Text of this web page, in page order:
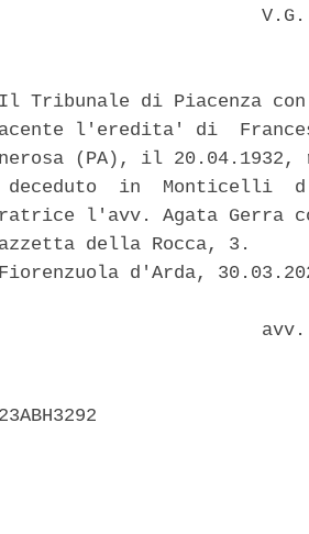
Tribunale di Piacenza
l'eredita' di
(PA), il
deceduto  in  Monticelli
l'avv. Agata Gerra
della Rocca, 3.
d'Arda,